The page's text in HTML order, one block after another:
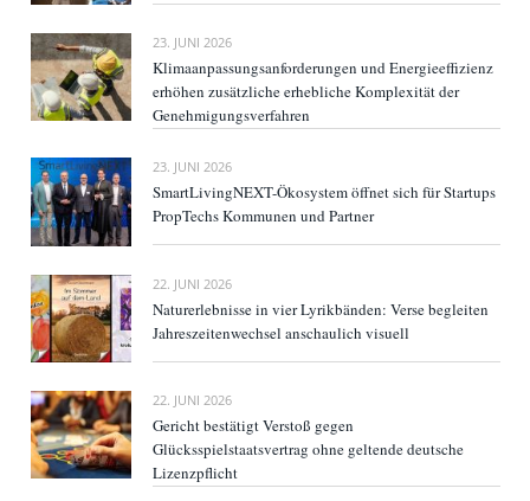
23. JUNI 2026
Klimaanpassungsanforderungen und Energieeffizienz
erhöhen zusätzliche erhebliche Komplexität der
Genehmigungsverfahren
23. JUNI 2026
SmartLivingNEXT-Ökosystem öffnet sich für Startups
PropTechs Kommunen und Partner
22. JUNI 2026
Naturerlebnisse in vier Lyrikbänden: Verse begleiten
Jahreszeitenwechsel anschaulich visuell
22. JUNI 2026
Gericht bestätigt Verstoß gegen
Glücksspielstaatsvertrag ohne geltende deutsche
Lizenzpflicht